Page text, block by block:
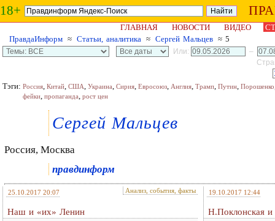
18+
ГЛАВНАЯ НОВОСТИ ВИДЕО
ПравдаИнформ ≈ Статьи, аналитика ≈ Сергей Мальцев ≈ 5
Или:
–
Тэги: Россия, Китай, США, Украина, Сирия, Евросоюз, Англия, Трамп, Путин, Порошенко
фейки, пропаганда, рост цен
Сергей Мальцев
Россия, Москва
правдинформ
25.10.2017 20:07 Анализ, события, факты
Наш и «их» Ленин
19.10.2017 12:44
Н.Поклонская